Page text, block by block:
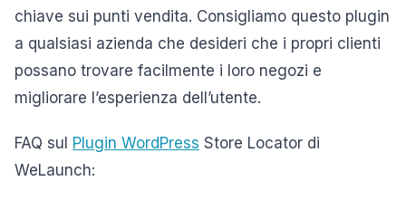
chiave sui punti vendita. Consigliamo questo plugin
a qualsiasi azienda che desideri che i propri clienti
possano trovare facilmente i loro negozi e
migliorare l’esperienza dell’utente.
FAQ sul Plugin WordPress Store Locator di
WeLaunch: